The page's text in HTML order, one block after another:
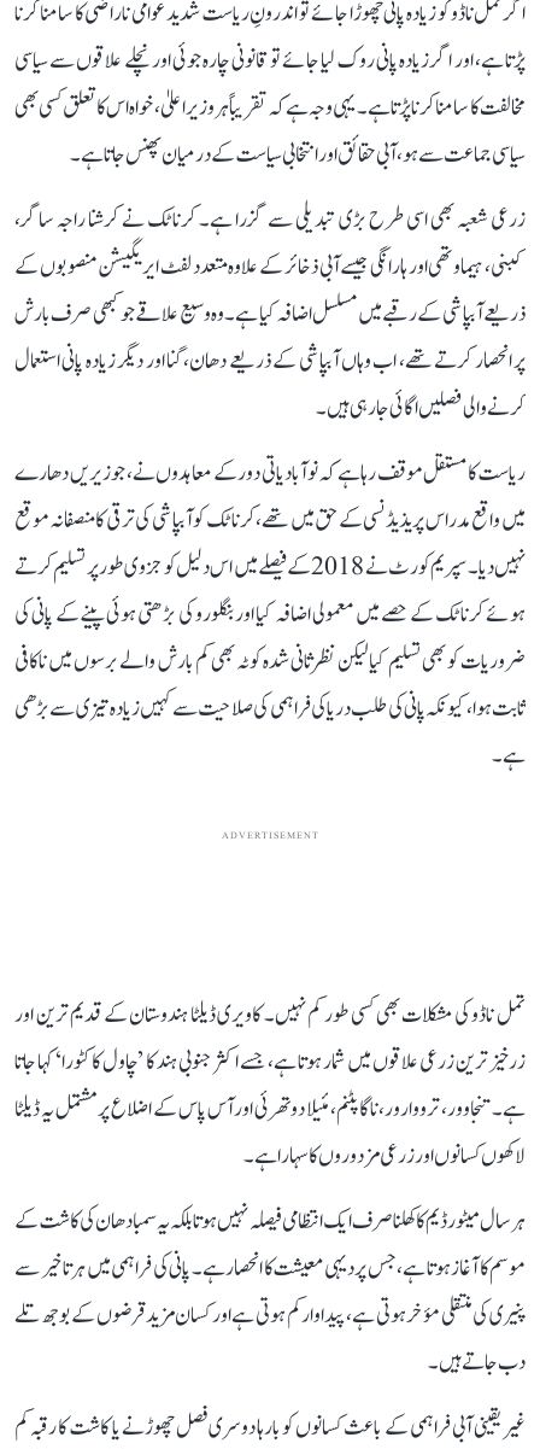
اگر تمل ناڈو کو زیادہ پانی چھوڑا جائے تو اندرونِ ریاست شدید عوامی ناراضی کا سامنا کرنا
پڑتا ہے، اور اگر زیادہ پانی روک لیا جائے تو قانونی چارہ جوئی اور نچلے علاقوں سے سیاسی
مخالفت کا سامنا کرنا پڑتا ہے۔ یہی وجہ ہے کہ تقریباً ہر وزیر اعلیٰ، خواہ اس کا تعلق کسی بھی
سیاسی جماعت سے ہو، آبی حقائق اور انتخابی سیاست کے درمیان پھنس جاتا ہے۔
زرعی شعبہ بھی اسی طرح بڑی تبدیلی سے گزرا ہے۔ کرناٹک نے کرشنا راجہ ساگر،
کبنی، ہیماوتھی اور ہارانگی جیسے آبی ذخائر کے علاوہ متعدد لفٹ ایریگیشن منصوبوں کے
ذریعے آبپاشی کے رقبے میں مسلسل اضافہ کیا ہے۔ وہ وسیع علاقے جو کبھی صرف بارش
پر انحصار کرتے تھے، اب وہاں آبپاشی کے ذریعے دھان، گنا اور دیگر زیادہ پانی استعمال
کرنے والی فصلیں اگائی جا رہی ہیں۔
ریاست کا مستقل موقف رہا ہے کہ نوآبادیاتی دور کے معاہدوں نے، جو زیریں دھارے
میں واقع مدراس پریذیڈنسی کے حق میں تھے، کرناٹک کو آبپاشی کی ترقی کا منصفانہ موقع
نہیں دیا۔ سپریم کورٹ نے 2018 کے فیصلے میں اس دلیل کو جزوی طور پر تسلیم کرتے
ہوئے کرناٹک کے حصے میں معمولی اضافہ کیا اور بنگلورو کی بڑھتی ہوئی پینے کے پانی کی
ضروریات کو بھی تسلیم کیا لیکن نظرثانی شدہ کوٹہ بھی کم بارش والے برسوں میں ناکافی
ثابت ہوا، کیونکہ پانی کی طلب دریا کی فراہمی کی صلاحیت سے کہیں زیادہ تیزی سے بڑھی
ہے۔
ADVERTISEMENT
تمل ناڈو کی مشکلات بھی کسی طور کم نہیں۔ کاویری ڈیلٹا ہندوستان کے قدیم ترین اور
زرخیز ترین زرعی علاقوں میں شمار ہوتا ہے، جسے اکثر جنوبی ہند کا ’چاول کا کٹورا‘ کہا جاتا
ہے۔ تنجاوور، ترووارور، ناگاپٹنم، مئیلا دوتھرئی اور آس پاس کے اضلاع پر مشتمل یہ ڈیلٹا
لاکھوں کسانوں اور زرعی مزدوروں کا سہارا ہے۔
ہر سال میٹور ڈیم کا کھلنا صرف ایک انتظامی فیصلہ نہیں ہوتا بلکہ یہ سمبا دھان کی کاشت کے
موسم کا آغاز ہوتا ہے، جس پر دیہی معیشت کا انحصار ہے۔ پانی کی فراہمی میں ہر تاخیر سے
پنیری کی منتقلی مؤخر ہوتی ہے، پیداوار کم ہوتی ہے اور کسان مزید قرضوں کے بوجھ تلے
دب جاتے ہیں۔
غیر یقینی آبی فراہمی کے باعث کسانوں کو بارہا دوسری فصل چھوڑنے یا کاشت کا رقبہ کم